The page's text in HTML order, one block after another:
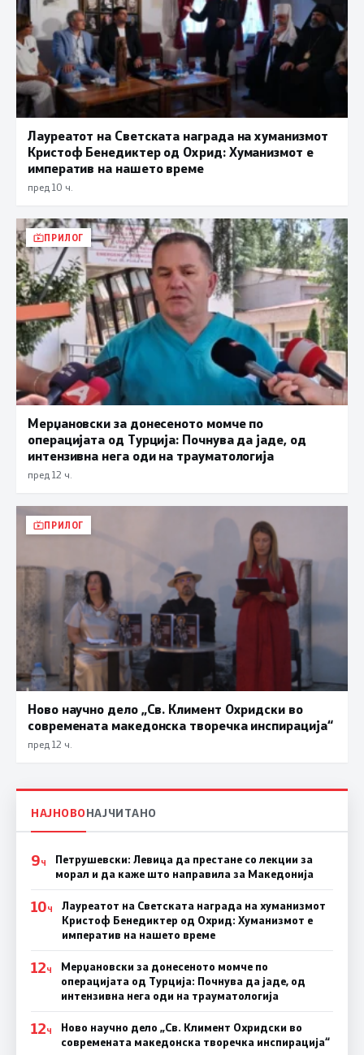
Лауреатот на Светската награда на хуманизмот
Кристоф Бенедиктер од Охрид: Хуманизмот е
императив на нашето време
пред 10 ч.
ПРИЛОГ
Мерџановски за донесеното момче по
операцијата од Турција: Почнува да јаде, од
интензивна нега оди на трауматологија
пред 12 ч.
ПРИЛОГ
Ново научно дело „Св. Климент Охридски во
современата македонска творечка инспирација“
пред 12 ч.
НАЈНОВОНАЈЧИТАНО
9Ч
Петрушевски: Левица да престане со лекции за
морал и да каже што направила за Македонија
10Ч
Лауреатот на Светската награда на хуманизмот
Кристоф Бенедиктер од Охрид: Хуманизмот е
императив на нашето време
12Ч
Мерџановски за донесеното момче по
операцијата од Турција: Почнува да јаде, од
интензивна нега оди на трауматологија
12Ч
Ново научно дело „Св. Климент Охридски во
современата македонска творечка инспирација“